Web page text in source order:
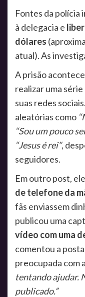
Fontes da polícia
à delegacia e
dólares
atual). As
A prisão
realizar uma série
suas redes
aleatórias como
“Sou um pouco
“Jesus é rei”,
seguidores.
Em outro post,
de telefone da
fãs enviassem
publicou uma
vídeo com uma
comentou a
preocupada com
tentando ajudar.
publicado.”